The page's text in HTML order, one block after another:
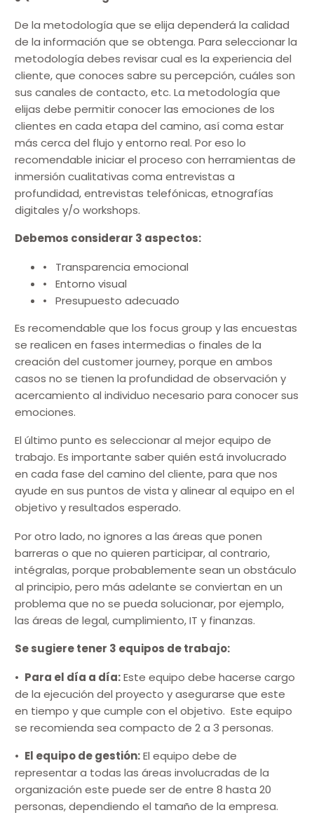
De la metodología que se elija dependerá la calidad
de la información que se obtenga. Para seleccionar la
metodología debes revisar cual es la experiencia del
cliente, que conoces sabre su percepción, cuáles son
sus canales de contacto, etc. La metodología que
elijas debe permitir conocer las emociones de los
clientes en cada etapa del camino, así coma estar
más cerca del flujo y entorno real. Por eso lo
recomendable iniciar el proceso con herramientas de
inmersión cualitativas coma entrevistas a
profundidad, entrevistas telefónicas, etnografías
digitales y/o workshops.
Debemos considerar 3 aspectos:
• Transparencia emocional
• Entorno visual
• Presupuesto adecuado
Es recomendable que los focus group y las encuestas
se realicen en fases intermedias o finales de la
creación del customer journey, porque en ambos
casos no se tienen la profundidad de observación y
acercamiento al individuo necesario para conocer sus
emociones.
El último punto es seleccionar al mejor equipo de
trabajo. Es importante saber quién está involucrado
en cada fase del camino del cliente, para que nos
ayude en sus puntos de vista y alinear al equipo en el
objetivo y resultados esperado.
Por otro lado, no ignores a las áreas que ponen
barreras o que no quieren participar, al contrario,
intégralas, porque probablemente sean un obstáculo
al principio, pero más adelante se conviertan en un
problema que no se pueda solucionar, por ejemplo,
las áreas de legal, cumplimiento, IT y finanzas.
Se sugiere tener 3 equipos de trabajo:
• Para el día a día:Este equipo debe hacerse cargo
de la ejecución del proyecto y asegurarse que este
en tiempo y que cumple con el objetivo. Este equipo
se recomienda sea compacto de 2 a 3 personas.
• El equipo de gestión:El equipo debe de
representar a todas las áreas involucradas de la
organización este puede ser de entre 8 hasta 20
personas, dependiendo el tamaño de la empresa.